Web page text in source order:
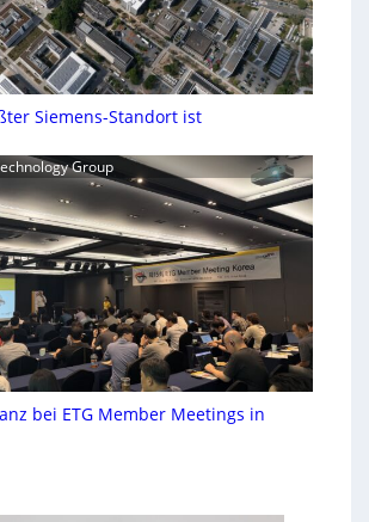
Siemens-Standort ist
Group
bei ETG Member Meetings in